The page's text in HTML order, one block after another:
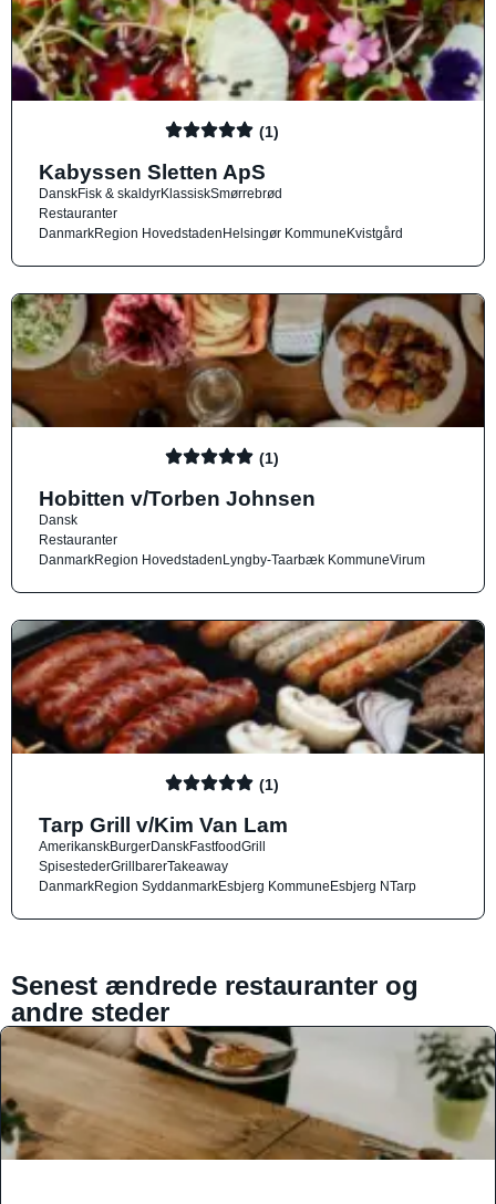
(1)
Kabyssen Sletten ApS
DanskFisk & skaldyrKlassiskSmørrebrød
Restauranter
DanmarkRegion HovedstadenHelsingør KommuneKvistgård
(1)
Hobitten v/Torben Johnsen
Dansk
Restauranter
DanmarkRegion HovedstadenLyngby-Taarbæk KommuneVirum
(1)
Tarp Grill v/Kim Van Lam
AmerikanskBurgerDanskFastfoodGrill
SpisestederGrillbarerTakeaway
DanmarkRegion SyddanmarkEsbjerg KommuneEsbjerg NTarp
Senest ændrede restauranter og
andre steder